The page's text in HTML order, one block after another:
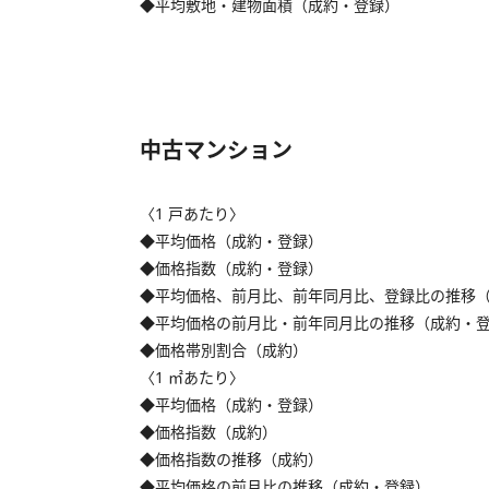
◆平均敷地・建物面積（成約・登録）
中古マンション
〈1 戸あたり〉
◆平均価格（成約・登録）
◆価格指数（成約・登録）
◆平均価格、前月比、前年同月比、登録比の推移（
◆平均価格の前月比・前年同月比の推移（成約・登
◆価格帯別割合（成約）
〈1 ㎡あたり〉
◆平均価格（成約・登録）
◆価格指数（成約）
◆価格指数の推移（成約）